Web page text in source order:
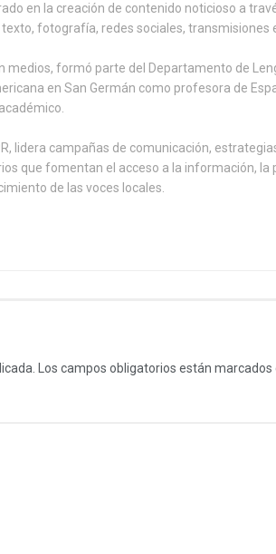
en la creación de contenido noticioso a
fotografía, redes sociales, transmisiones
medios, formó parte del Departamento de
en San Germán como profesora de
lidera campañas de comunicación,
que fomentan el acceso a la información, la
de las voces locales.
Los campos obligatorios están marcados